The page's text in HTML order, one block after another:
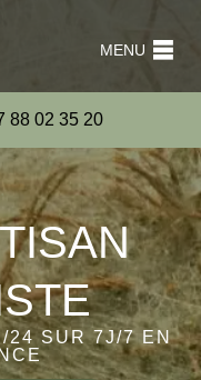
MENU
88 02 35 20
24 SUR 7J/7 EN